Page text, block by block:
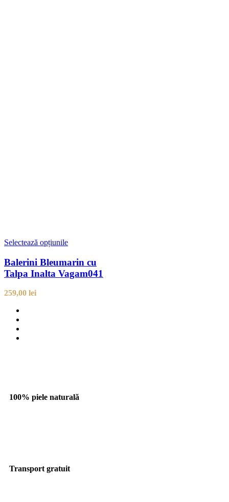
Selectează opțiunile
Balerini Bleumarin cu
Talpa Inalta Vagam041
259,00 lei
100% piele naturală
Transport gratuit